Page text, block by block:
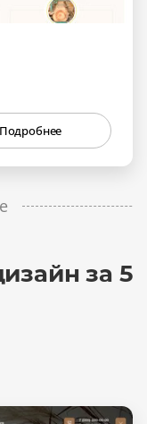
Подробнее
за 5